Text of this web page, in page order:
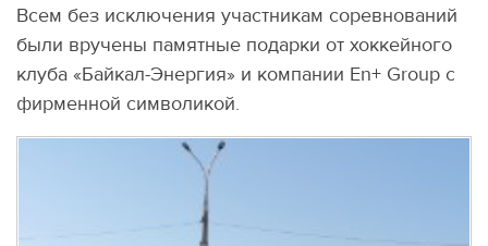
Всем без исключения участникам соревнований
были вручены памятные подарки от хоккейного
клуба «Байкал-Энергия» и компании En+ Group с
фирменной символикой.